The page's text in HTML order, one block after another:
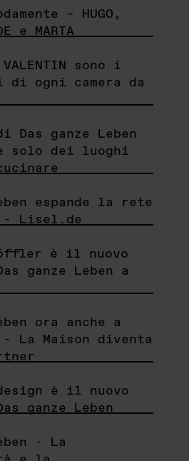
– HUGO,
e MARTA
VALENTIN sono i
ogni camera da
Das ganze Leben
solo dei luoghi
espande la rete
- Lisel.de
è il nuovo
ganze Leben a
ora anche a
- La Maison diventa
è il nuovo
ganze Leben
- La